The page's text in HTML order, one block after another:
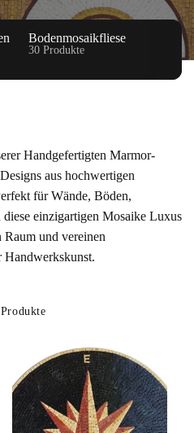
Bodenmosaikfliese
30 Produkte
Handgefertigten Marmor-
aus hochwertigen
für Wände, Böden,
einzigartigen Mosaike Luxus
Raum und vereinen
Handwerkskunst.